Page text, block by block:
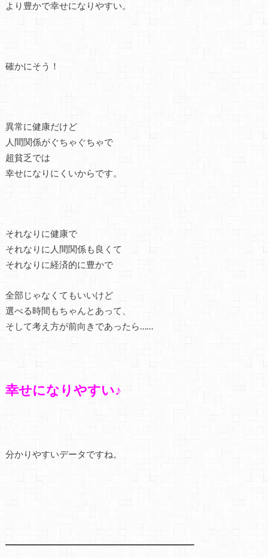
より豊かで幸せになりやすい。
確かにそう！
異常に健康だけど
人間関係がぐちゃぐちゃで
超貧乏では
幸せになりにくいからです。
それなりに健康で
それなりに人間関係も良くて
それなりに経済的に豊かで
全部じゃなくてもいいけど
選べる時間もちゃんとあって、
そして考え方が前向きであったら……
幸せになりやすい♪
分かりやすいデータですね。
━━━━━━━━━━━━━━━━━━━━━